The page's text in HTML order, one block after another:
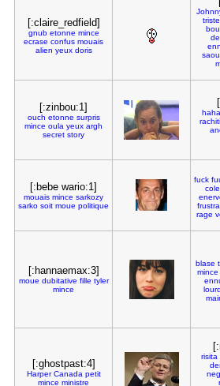
[:claire_redfield]
gnub etonne mince
ecrase confus mouais
alien yeux doris
triste
[:zinbou:1]
ouch etonne surpris
mince oula yeux argh
secret story
haha
[:bebe wario:1]
mouais mince sarkozy
sarko soit moue politique
fuck
rage
[:hannaemax:3]
moue dubitative fille tyler
mince
blase
mince
lourd
[:ghostpast:4]
Harper Canada petit
mince ministre
risita